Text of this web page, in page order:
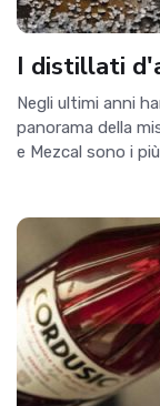
I distillati
Negli ultimi anni
panorama della
e Mezcal sono i